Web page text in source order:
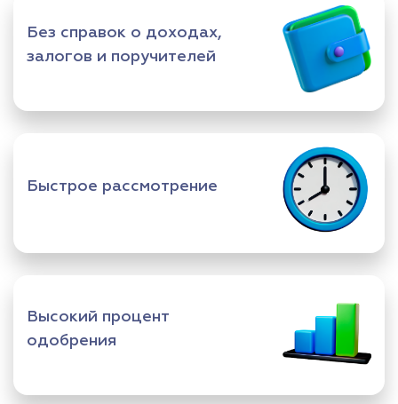
Без справок о доходах,
залогов и поручителей
Быстрое рассмотрение
Высокий процент
одобрения